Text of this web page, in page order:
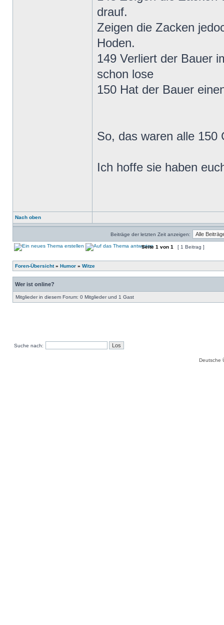
drauf.
Zeigen die Zacken
Hoden.
149 Verliert der Bauer
schon lose
150 Hat der Bauer
So, das waren alle 150
Ich hoffe sie haben
Nach oben
Beiträge der letzten Zeit anzeigen:
Seite 1 von 1 [ 1 Beitrag ]
Foren-Übersicht» Humor » Witze
Wer ist online?
Mitglieder in diesem Forum: 0 Mitglieder und 1 Gast
Suche nach:
Deutsche